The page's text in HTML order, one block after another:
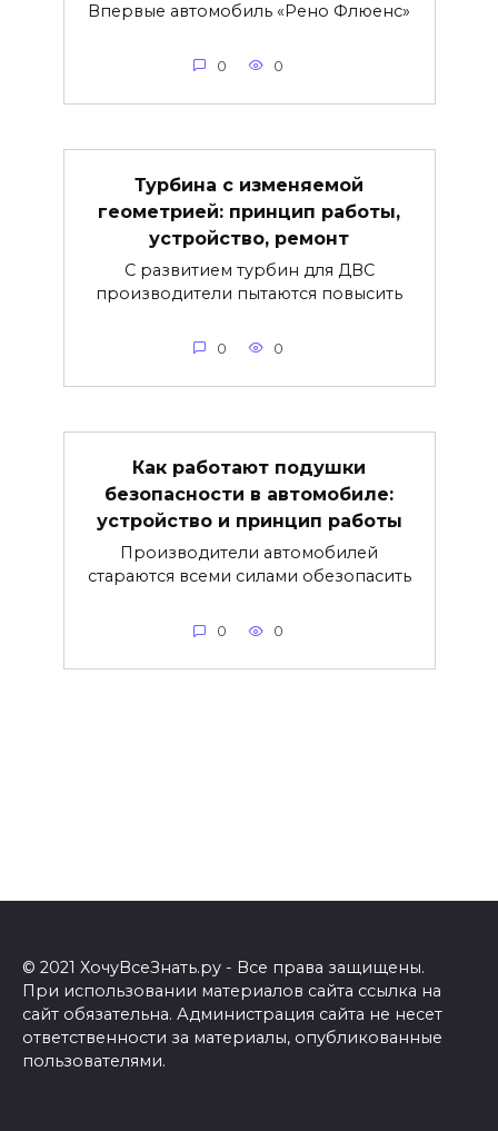
Впервые автомобиль «Рено Флюенс»
0 0
Турбина с изменяемой
геометрией: принцип работы,
устройство, ремонт
С развитием турбин для ДВС
производители пытаются повысить
0 0
Как работают подушки
безопасности в автомобиле:
устройство и принцип работы
Производители автомобилей
стараются всеми силами обезопасить
0 0
© 2021 ХочуВсеЗнать.ру - Все права защищены.
При использовании материалов сайта ссылка на
сайт обязательна. Администрация сайта не несет
ответственности за материалы, опубликованные
пользователями.